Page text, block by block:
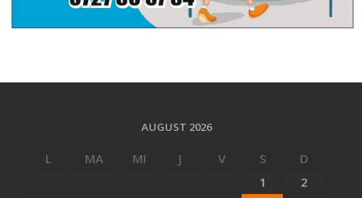
AUGUST 2026
L MA MI J V S
D
1
2